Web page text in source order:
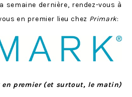
semaine dernière, rendez-vous à
en premier lieu chez Primark:
en premier (et surtout, le matin)